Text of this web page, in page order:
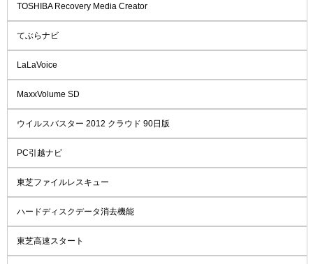
TOSHIBA Recovery Media Creator
てぶらナビ
LaLaVoice
MaxxVolume SD
ウイルスバスター 2012 クラウド 90日版
PC引越ナビ
東芝ファイルレスキュー
ハードディスクデータ消去機能
東芝高速スタート